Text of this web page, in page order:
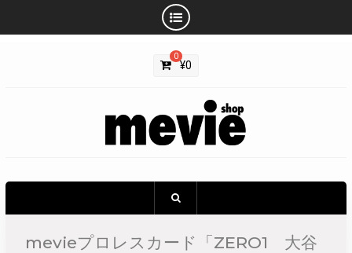
0
¥0
mevieプロレスカード「ZERO1 大谷